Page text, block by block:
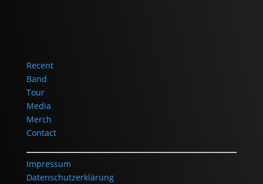
Recent
Band
Tour
Media
Merch
Contact
Impressum
Datenschutzerklärung